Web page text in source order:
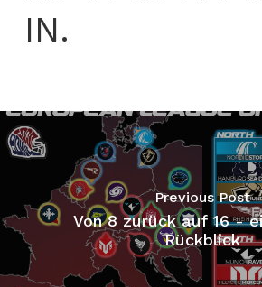
IN.
Previous Post
Von 8 zurück auf 16 -
Rückblick